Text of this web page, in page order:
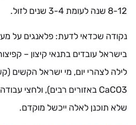
8-12 שנה לעומת 3-4 שנים לזול.
נקודה שכדאי לדעת: פלאנגים על
בישראל עובדים בתנאי קיצון –
שלא תוכנן לאלה ייכשל מוקדם.